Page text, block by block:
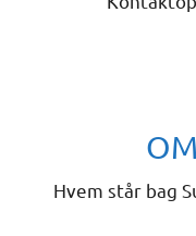
Hvem står bag